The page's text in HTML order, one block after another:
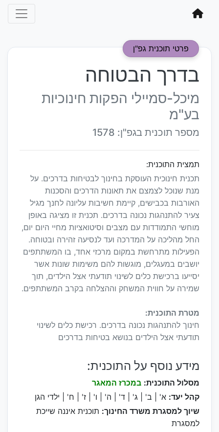
פרטי תוכנית גפ"ן
בדרך הבטוחה
מיכל-סמיילי הפקות חינוכיות
בע"מ
מספר תוכנית בגפ"ן: 1578
תמצית התוכנית:
תכנית חינוכית העוסקת בחינוך לבטיחות בדרכים. על
מנת שנוכל לצמצם את תאונות הדרכים והסכנות
האורבות בכבישים, קיימת חשיבות עליונה לחנך מגיל
צעיר להתנהגות נכונה בדרכים. תכנית זו מציגה באופן
מוחשי התמודדות עם מצבים וסיטואציות מחיי היום יום,
החל מהליכה על המדרכה ועד לנסיעה זהירה ובטוחה.
הפעילות מתרחשת במקום מרכזי אחד, בו המשתתפים
יושבים במעגלים, מוגשות להם משימות שונות אשר
יסייעו ברכישת כלים לשינוי תודעתי אצל הילדים, תוך
שמירה על חווית המשחק וההצלחה בקרב המשתתפים.
מטרת התוכנית:
חינוך להתנהגות נכונה בדרכים. רכישת כלים לשינוי
תודעתי אצל הילדים בנושא בטיחות בדרכים
מידע נוסף על התוכנית:
מסלול התוכנית: במכרז המאגר
קהל יעד: א' | ב' | ג' | ד' | ה' | ו' | ז' | ח' | ילדי הגן
שיוך למסגרת משרד החינוך: תוכנית איננה שייכת
למסגרת